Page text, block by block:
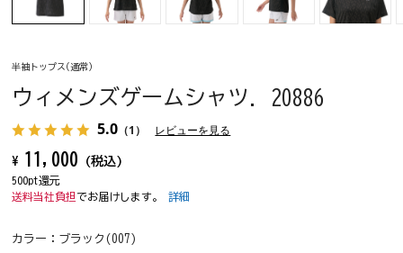
半袖トップス(通常)
ウィメンズゲームシャツ. 20886
5.0 （1） レビューを見る
¥ 11,000 (税込)
500pt還元
送料当社負担 でお届けします。詳細
カラー： ブラック(007)